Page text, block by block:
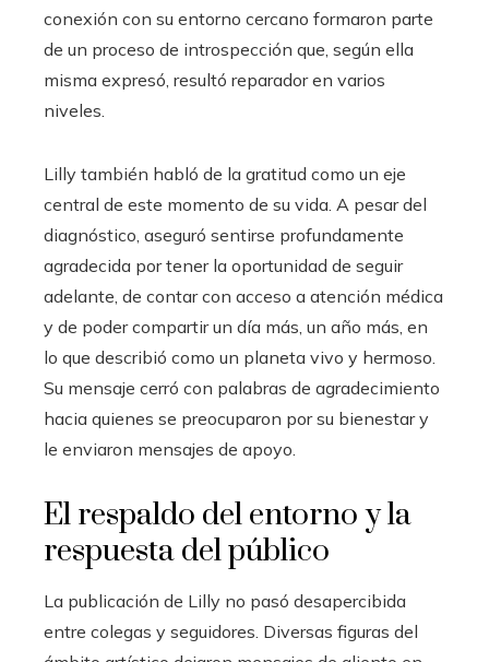
conexión con su entorno cercano formaron parte
de un proceso de introspección que, según ella
misma expresó, resultó reparador en varios
niveles.
Lilly también habló de la gratitud como un eje
central de este momento de su vida. A pesar del
diagnóstico, aseguró sentirse profundamente
agradecida por tener la oportunidad de seguir
adelante, de contar con acceso a atención médica
y de poder compartir un día más, un año más, en
lo que describió como un planeta vivo y hermoso.
Su mensaje cerró con palabras de agradecimiento
hacia quienes se preocuparon por su bienestar y
le enviaron mensajes de apoyo.
El respaldo del entorno y la
respuesta del público
La publicación de Lilly no pasó desapercibida
entre colegas y seguidores. Diversas figuras del